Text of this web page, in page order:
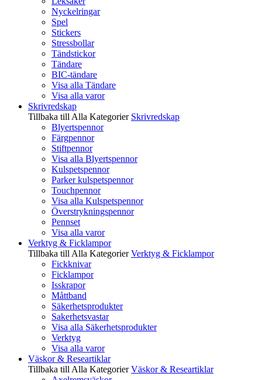
Nyckelringar
Spel
Stickers
Stressbollar
Tändstickor
Tändare
BIC-tändare
Visa alla Tändare
Visa alla varor
Skrivredskap
Tillbaka till Alla Kategorier Skrivredskap
Blyertspennor
Färgpennor
Stiftpennor
Visa alla Blyertspennor
Kulspetspennor
Parker kulspetspennor
Touchpennor
Visa alla Kulspetspennor
Överstrykningspennor
Pennset
Visa alla varor
Verktyg & Ficklampor
Tillbaka till Alla Kategorier Verktyg & Ficklampor
Fickknivar
Ficklampor
Isskrapor
Måttband
Säkerhetsprodukter
Sakerhetsvastar
Visa alla Säkerhetsprodukter
Verktyg
Visa alla varor
Väskor & Researtiklar
Tillbaka till Alla Kategorier Väskor & Researtiklar